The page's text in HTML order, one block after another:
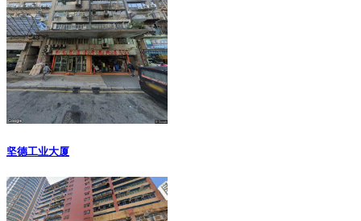
坚德工业大厦